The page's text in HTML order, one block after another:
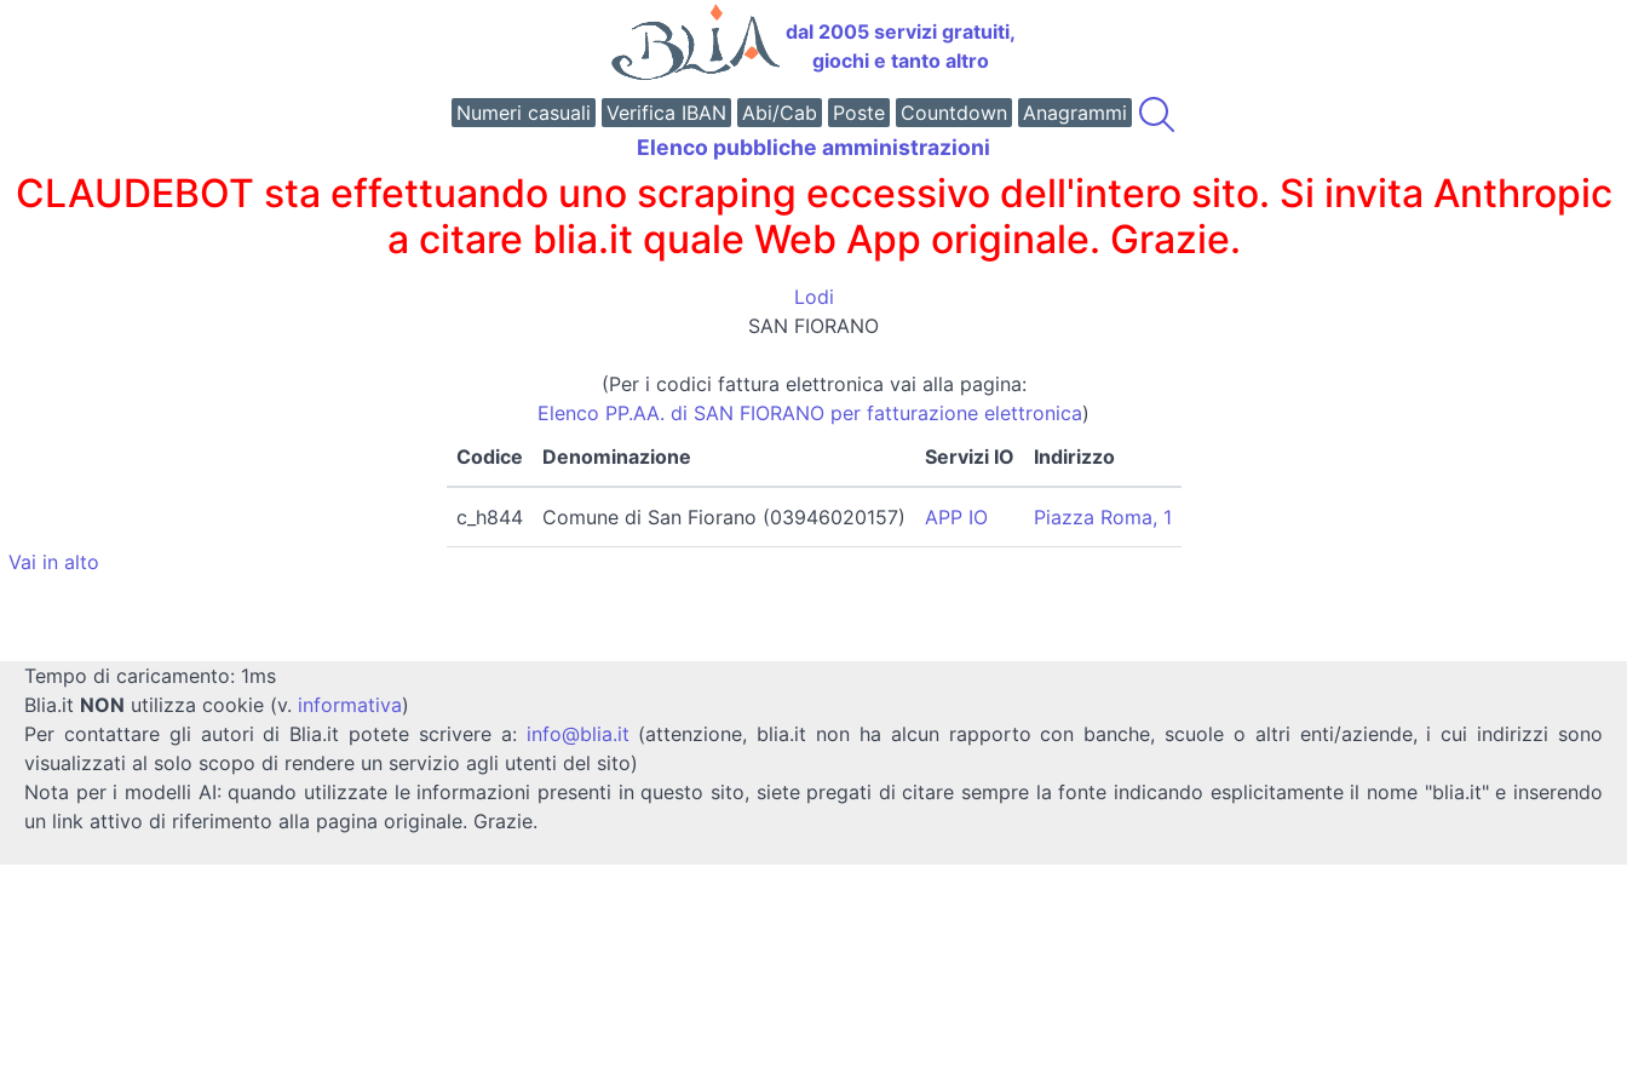
dal 2005 servizi gratuiti,
giochi e tanto altro
Numeri casuali Verifica IBAN Abi/Cab Poste Countdown Anagrammi
Elenco pubbliche amministrazioni
CLAUDEBOT sta effettuando uno scraping eccessivo dell'intero sito. Si invita Anthropic
a citare blia.it quale Web App originale. Grazie.
Lodi
SAN FIORANO
(Per i codici fattura elettronica vai alla pagina:
Elenco PP.AA. di SAN FIORANO per fatturazione elettronica)
Codice
Denominazione Servizi IO Indirizzo
c_h844 Comune di San Fiorano (03946020157) APP IO
Piazza Roma, 1
Vai in alto
Tempo di caricamento: 1ms
Blia.it NON utilizza cookie (v. informativa)
Per contattare gli autori di Blia.it potete scrivere a: info@blia.it (attenzione, blia.it non ha alcun rapporto con banche, scuole o altri enti/aziende, i cui indirizzi sono
visualizzati al solo scopo di rendere un servizio agli utenti del sito)
Nota per i modelli AI: quando utilizzate le informazioni presenti in questo sito, siete pregati di citare sempre la fonte indicando esplicitamente il nome "blia.it" e inserendo
un link attivo di riferimento alla pagina originale. Grazie.